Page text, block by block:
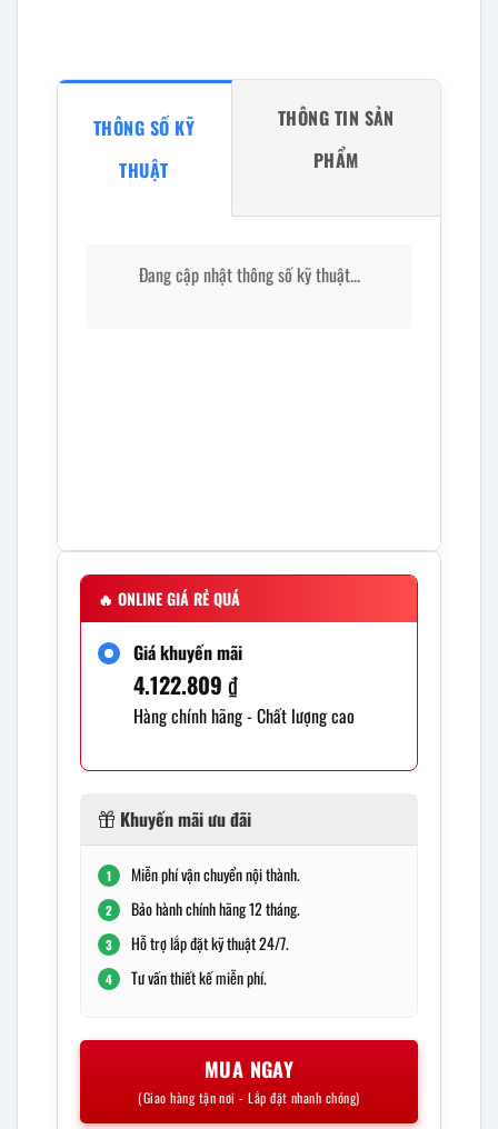
THÔNG SỐ KỸ
THUẬT
THÔNG TIN SẢN
PHẨM
Đang cập nhật thông số kỹ thuật...
🔥 ONLINE GIÁ RẺ QUÁ
Giá khuyến mãi
4.122.809 ₫
Hàng chính hãng - Chất lượng cao
Khuyến mãi ưu đãi
1 Miễn phí vận chuyển nội thành.
2 Bảo hành chính hãng 12 tháng.
3 Hỗ trợ lắp đặt kỹ thuật 24/7.
4 Tư vấn thiết kế miễn phí.
MUA NGAY
(Giao hàng tận nơi - Lắp đặt nhanh chóng)